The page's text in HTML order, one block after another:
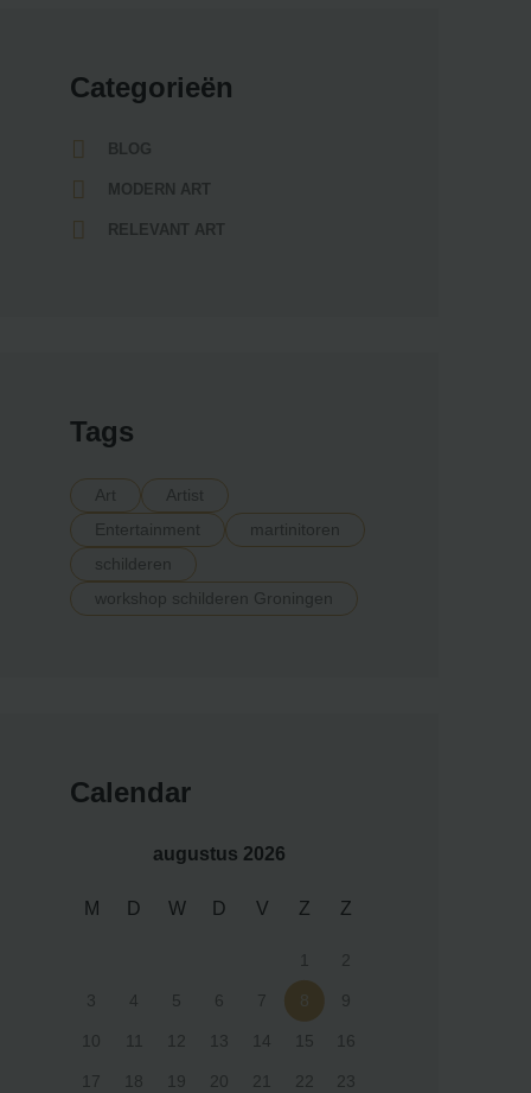
Categorieën
BLOG
MODERN ART
RELEVANT ART
Tags
Art
Artist
Entertainment
martinitoren
schilderen
workshop schilderen Groningen
Calendar
augustus 2026
M D W D V Z Z
1 2
3 4 5 6 7 8 9
10 11 12 13 14 15 16
17 18 19 20 21 22 23